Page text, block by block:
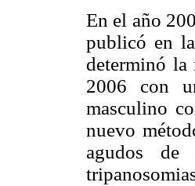
En el año
publicó en
determinó la
2006 con
masculino
nuevo
agudos de